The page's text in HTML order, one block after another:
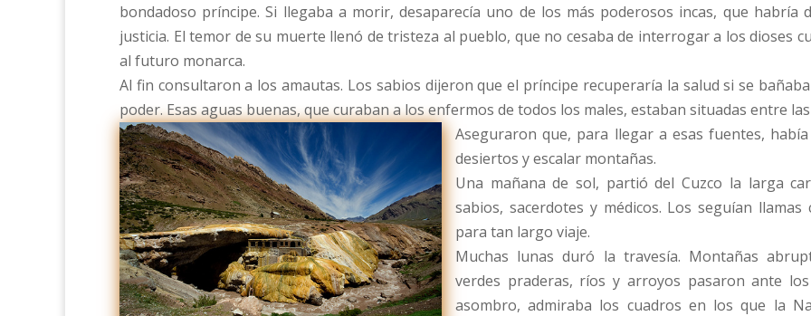
bondadoso príncipe. Si llegaba a morir, desaparecía uno de los más poderosos incas, que
justicia. El temor de su muerte llenó de tristeza al pueblo, que no cesaba de interrogar a los dioses
al futuro monarca.
Al fin consultaron a los amautas. Los sabios dijeron que el príncipe recuperaría la salud si se
poder. Esas aguas buenas, que curaban a los enfermos de todos los males, estaban situadas entre
Aseguraron que, para llegar a esas fuentes,
desiertos y escalar montañas.
Una mañana de sol, partió del Cuzco la larga
sabios, sacerdotes y médicos. Los seguían
para tan largo viaje.
Muchas lunas duró la travesía. Montañas
verdes praderas, ríos y arroyos pasaron ante
asombro, admiraba los cuadros en los que la